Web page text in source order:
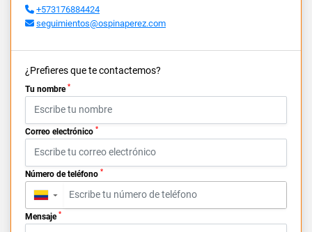
+573176884424
seguimientos@ospinaperez.com
¿Prefieres que te contactemos?
Tu nombre *
Correo electrónico *
Número de teléfono *
▼
Mensaje *